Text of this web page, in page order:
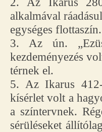
alkalmával
egységes flottaszín.
3. Az ún.
kezdeményezés
térnek el.
5. Az Ikarus 412-
kísérlet volt a
a színtervnek.
sérüléseket